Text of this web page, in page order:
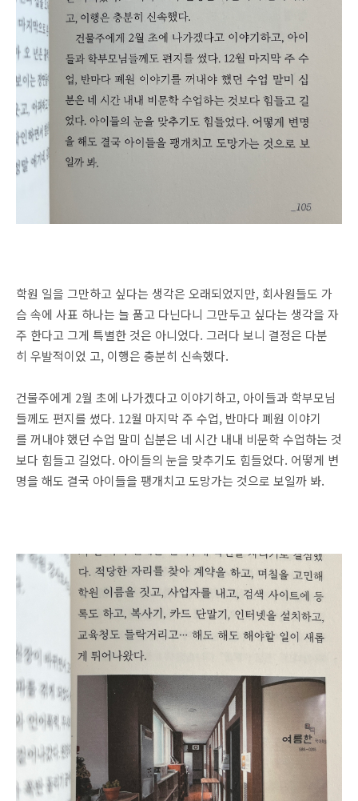
학원 일을 그만하고 싶다는 생각은 오래되었지만, 회사원들도 가
슴 속에 사표 하나는 늘 품고 다닌다니 그만두고 싶다는 생각을 자
주 한다고 그게 특별한 것은 아니었다. 그러다 보니 결정은 다분
히 우발적이었 고, 이행은 충분히 신속했다.
건물주에게 2월 초에 나가겠다고 이야기하고, 아이들과 학부모님
들께도 편지를 썼다. 12월 마지막 주 수업, 반마다 폐원 이야기
를 꺼내야 했던 수업 말미 십분은 네 시간 내내 비문학 수업하는 것
보다 힘들고 길었다. 아이들의 눈을 맞추기도 힘들었다. 어떻게 변
명을 해도 결국 아이들을 팽개치고 도망가는 것으로 보일까 봐.